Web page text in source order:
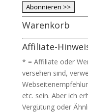
Warenkorb
Affiliate-
* = Affiliate oder
versehen sind,
etc. sein. Aber ich
Vergütung oder